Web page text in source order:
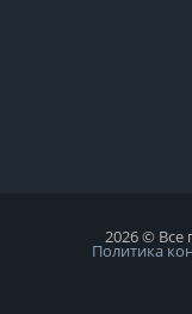
2026 © Все
Политика